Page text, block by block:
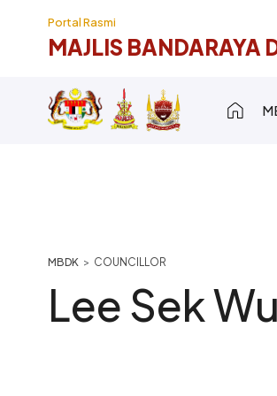
Portal Rasmi
MAJLIS BANDARAYA
Breadcrumb
COUNCILLOR
Lee Sek